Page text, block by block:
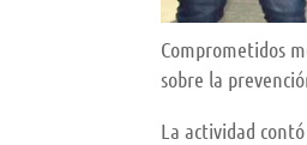
Comprometidos
sobre la
La actividad